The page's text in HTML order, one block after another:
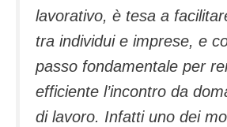
lavorativo, è tesa a
tra individui e imprese, e
passo fondamentale per
efficiente l’incontro da
di lavoro. Infatti uno dei